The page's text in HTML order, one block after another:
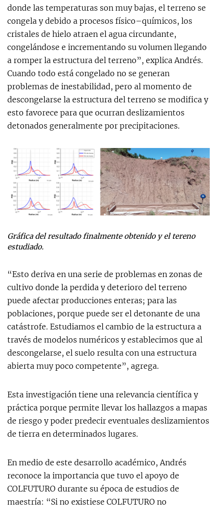
donde las temperaturas son muy bajas, el terreno se
congela y debido a procesos físico–químicos, los
cristales de hielo atraen el agua circundante,
congelándose e incrementando su volumen llegando
a romper la estructura del terreno”, explica Andrés.
Cuando todo está congelado no se generan
problemas de inestabilidad, pero al momento de
descongelarse la estructura del terreno se modifica y
esto favorece para que ocurran deslizamientos
detonados generalmente por precipitaciones.
Gráfica del resultado finalmente obtenido y el tereno
estudiado.
“Esto deriva en una serie de problemas en zonas de
cultivo donde la perdida y deterioro del terreno
puede afectar producciones enteras; para las
poblaciones, porque puede ser el detonante de una
catástrofe. Estudiamos el cambio de la estructura a
través de modelos numéricos y establecimos que al
descongelarse, el suelo resulta con una estructura
abierta muy poco competente”, agrega.
Esta investigación tiene una relevancia científica y
práctica porque permite llevar los hallazgos a mapas
de riesgo y poder predecir eventuales deslizamientos
de tierra en determinados lugares.
En medio de este desarrollo académico, Andrés
reconoce la importancia que tuvo el apoyo de
COLFUTURO durante su época de estudios de
maestría: “Si no existiese COLFUTURO no